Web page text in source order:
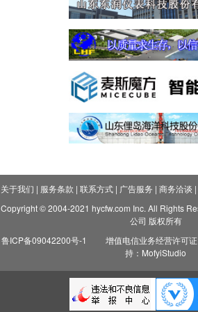
关于我们 | 服务条款 | 联系方式| 广告服务 | 商务洽谈 |
Copyright © 2004-2021 hycfw.com Inc. All Rights
公司 版权所有
鲁ICP备09042200号-1
增值电信业务经营许可
持：MofyiStudio